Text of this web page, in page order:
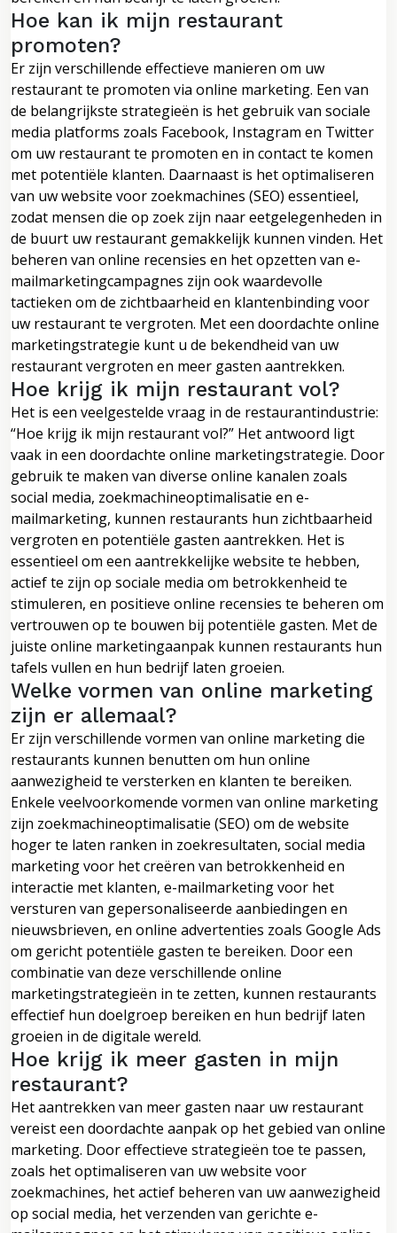
Hoe kan ik mijn restaurant
promoten?
Er zijn verschillende effectieve manieren om uw
restaurant te promoten via online marketing. Een van
de belangrijkste strategieën is het gebruik van sociale
media platforms zoals Facebook, Instagram en Twitter
om uw restaurant te promoten en in contact te komen
met potentiële klanten. Daarnaast is het optimaliseren
van uw website voor zoekmachines (SEO) essentieel,
zodat mensen die op zoek zijn naar eetgelegenheden in
de buurt uw restaurant gemakkelijk kunnen vinden. Het
beheren van online recensies en het opzetten van e-
mailmarketingcampagnes zijn ook waardevolle
tactieken om de zichtbaarheid en klantenbinding voor
uw restaurant te vergroten. Met een doordachte online
marketingstrategie kunt u de bekendheid van uw
restaurant vergroten en meer gasten aantrekken.
Hoe krijg ik mijn restaurant vol?
Het is een veelgestelde vraag in de restaurantindustrie:
“Hoe krijg ik mijn restaurant vol?” Het antwoord ligt
vaak in een doordachte online marketingstrategie. Door
gebruik te maken van diverse online kanalen zoals
social media, zoekmachineoptimalisatie en e-
mailmarketing, kunnen restaurants hun zichtbaarheid
vergroten en potentiële gasten aantrekken. Het is
essentieel om een aantrekkelijke website te hebben,
actief te zijn op sociale media om betrokkenheid te
stimuleren, en positieve online recensies te beheren om
vertrouwen op te bouwen bij potentiële gasten. Met de
juiste online marketingaanpak kunnen restaurants hun
tafels vullen en hun bedrijf laten groeien.
Welke vormen van online marketing
zijn er allemaal?
Er zijn verschillende vormen van online marketing die
restaurants kunnen benutten om hun online
aanwezigheid te versterken en klanten te bereiken.
Enkele veelvoorkomende vormen van online marketing
zijn zoekmachineoptimalisatie (SEO) om de website
hoger te laten ranken in zoekresultaten, social media
marketing voor het creëren van betrokkenheid en
interactie met klanten, e-mailmarketing voor het
versturen van gepersonaliseerde aanbiedingen en
nieuwsbrieven, en online advertenties zoals Google Ads
om gericht potentiële gasten te bereiken. Door een
combinatie van deze verschillende online
marketingstrategieën in te zetten, kunnen restaurants
effectief hun doelgroep bereiken en hun bedrijf laten
groeien in de digitale wereld.
Hoe krijg ik meer gasten in mijn
restaurant?
Het aantrekken van meer gasten naar uw restaurant
vereist een doordachte aanpak op het gebied van online
marketing. Door effectieve strategieën toe te passen,
zoals het optimaliseren van uw website voor
zoekmachines, het actief beheren van uw aanwezigheid
op social media, het verzenden van gerichte e-